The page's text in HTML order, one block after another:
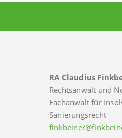
RA Claudius
Rechtsanwalt und
Fachanwalt für
Sanierungsrecht